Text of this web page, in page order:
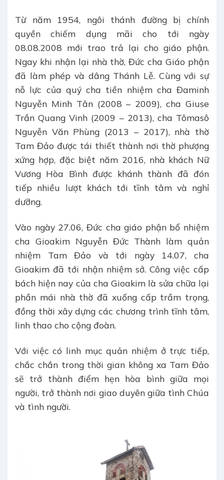
Từ năm 1954, ngôi thánh đường bị chính
quyền chiếm dụng mãi cho tới ngày
08.08.2008 mới trao trả lại cho giáo phận.
Ngay khi nhận lại nhà thờ, Đức cha Giáo phận
đã làm phép và dâng Thánh Lễ. Cùng với sự
nỗ lực của quý cha tiền nhiệm cha Đaminh
Nguyễn Minh Tân (2008 – 2009), cha Giuse
Trần Quang Vinh (2009 – 2013), cha Tômasô
Nguyễn Văn Phùng (2013 – 2017), nhà thờ
Tam Đảo được tái thiết thành nơi thờ phượng
xứng hợp, đặc biệt năm 2016, nhà khách Nữ
Vương Hòa Bình được khánh thành đã đón
tiếp nhiều lượt khách tới tĩnh tâm và nghỉ
dưỡng.
Vào ngày 27.06, Đức cha giáo phận bổ nhiệm
cha Gioakim Nguyễn Đức Thành làm quản
nhiệm Tam Đảo và tới ngày 14.07, cha
Gioakim đã tới nhận nhiệm sở. Công việc cấp
bách hiện nay của cha Gioakim là sửa chữa lại
phần mái nhà thờ đã xuống cấp trầm trọng,
đồng thời xây dựng các chương trình tĩnh tâm,
linh thao cho cộng đoàn.
Với việc có linh mục quản nhiệm ở trực tiếp,
chắc chắn trong thời gian không xa Tam Đảo
sẽ trở thành điểm hẹn hòa bình giữa mọi
người, trở thành nơi giao duyên giữa tình Chúa
và tình người.